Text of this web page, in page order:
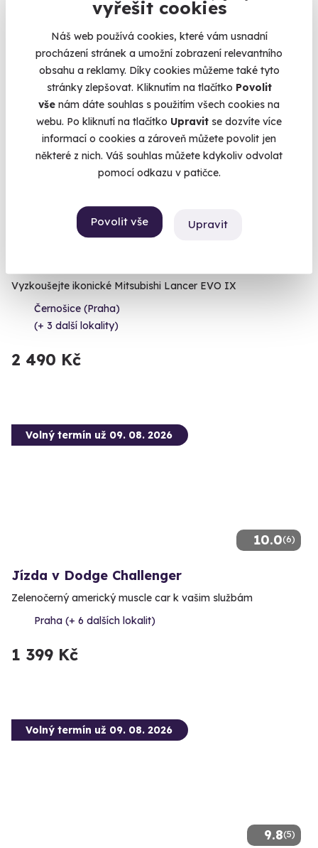
vyřešit cookies
Náš web používá cookies, které vám usnadní
procházení stránek a umožní zobrazení relevantního
obsahu a reklamy. Díky cookies můžeme také tyto
stránky zlepšovat. Kliknutím na tlačítko Povolit
vše nám dáte souhlas s použitím všech cookies na
webu. Po kliknutí na tlačítko Upravit se dozvíte více
informací o cookies a zároveň můžete povolit jen
některé z nich. Váš souhlas můžete kdykoliv odvolat
pomocí odkazu v patičce.
Povolit vše Upravit
Karlštejn (+ 6 dalších lokalit)
8 170 Kč
Volný termín už 11. 08. 2026
Vyzkoušejte ikonické Mitsubishi Lancer EVO IX
Černošice (Praha)
(+ 3 další lokality)
2 490 Kč
10.0(6)
Volný termín už 09. 08. 2026
Jízda v Dodge Challenger
Zelenočerný americký muscle car k vašim službám
Praha (+ 6 dalších lokalit)
1 399 Kč
9.8(5)
Volný termín už 09. 08. 2026